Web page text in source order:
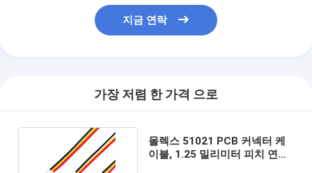
지금 연락
가장 저렴 한 가격 으로
몰렉스 51021 PCB 커넥터 케
이블, 1.25 밀리미터 피치 연결